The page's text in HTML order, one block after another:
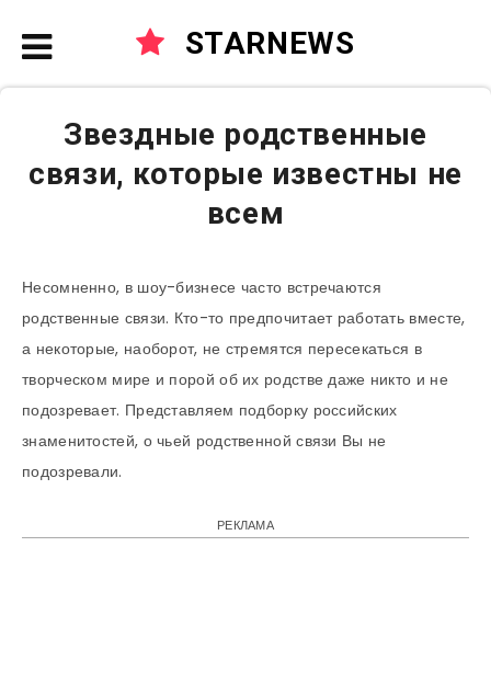
STARNEWS
Звездные родственные
связи, которые известны не
всем
Несомненно, в шоу-бизнесе часто встречаются
родственные связи. Кто-то предпочитает работать вместе,
а некоторые, наоборот, не стремятся пересекаться в
творческом мире и порой об их родстве даже никто и не
подозревает. Представляем подборку российских
знаменитостей, о чьей родственной связи Вы не
подозревали.
РЕКЛАМА